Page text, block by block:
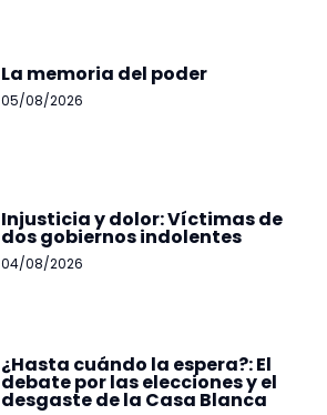
La memoria del poder
05/08/2026
Injusticia y dolor: Víctimas de
dos gobiernos indolentes
04/08/2026
¿Hasta cuándo la espera?: El
debate por las elecciones y el
desgaste de la Casa Blanca